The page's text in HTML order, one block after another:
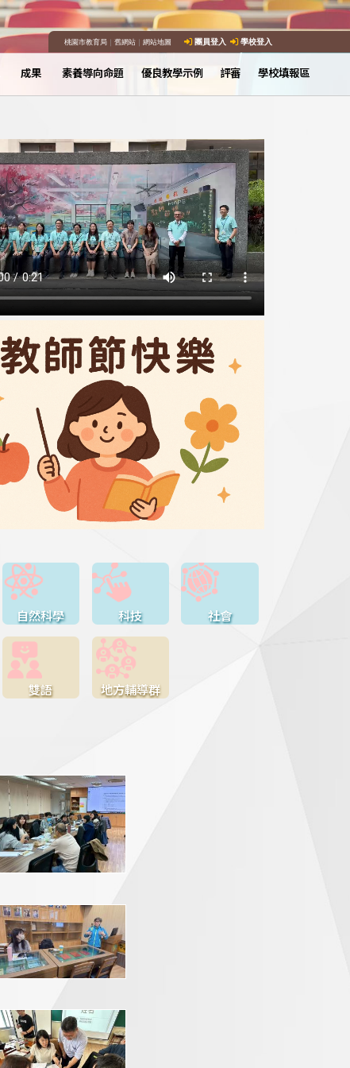
桃園市教育局｜ 舊網站｜ 網站地圖 團員登入 學校登入
成果 素養導向命題 優良教學示例 評審 學校填報區
自然科學 科技 社會
雙語 地方輔導群